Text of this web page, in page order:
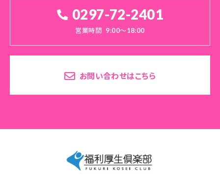
0297-72-2401
営業時間 9:00～18:00
お問い合わせはこちら